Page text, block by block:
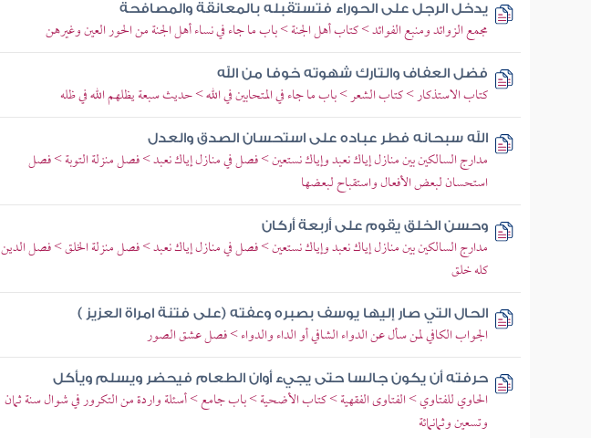
يدخل الرجل على الحوراء فتستقبله بالمعانقة والمصافحة
مجمع الزوائد ومنبع الفوائد > كتاب أهل الجنة > باب ما جاء في نساء أهل الجنة من الحور العين وغيرهن
فضل العفاف والتارك شهوته خوفا من الله
كتاب الاستذكار > كتاب الشعر > باب ما جاء في المتحابين في الله > حديث سبعة يظلهم الله في ظله
الله سبحانه فطر عباده على استحسان الصدق والعدل
مدارج السالكين بين منازل إياك نعبد وإياك نستعين > فصل في منازل إياك نعبد > فصل منزلة التوبة > فصل
استحسان لبعض الأفعال واستقباح لبعضها
وحسن الخلق يقوم على أربعة أركان
مدارج السالكين بين منازل إياك نعبد وإياك نستعين > فصل في منازل إياك نعبد > فصل منزلة الخلق > فصل الدين
كله خلق
الحال التي صار إليها يوسف بصبره وعفته (على فتنة امراة العزيز )
الجواب الكافي لمن سأل عن الدواء الشافي أو الداء والدواء > فصل عشق الصور
حرفته أن يكون جالسا حتى يجيء أوان الطعام فيحضر ويسلم ويأكل
الحاوي للفتاوي > الفتاوى الفقهية > كتاب الأضحية > باب جامع > أسئلة واردة من التكرور في شوال سنة ثمان
وتسعين وثمانمائة